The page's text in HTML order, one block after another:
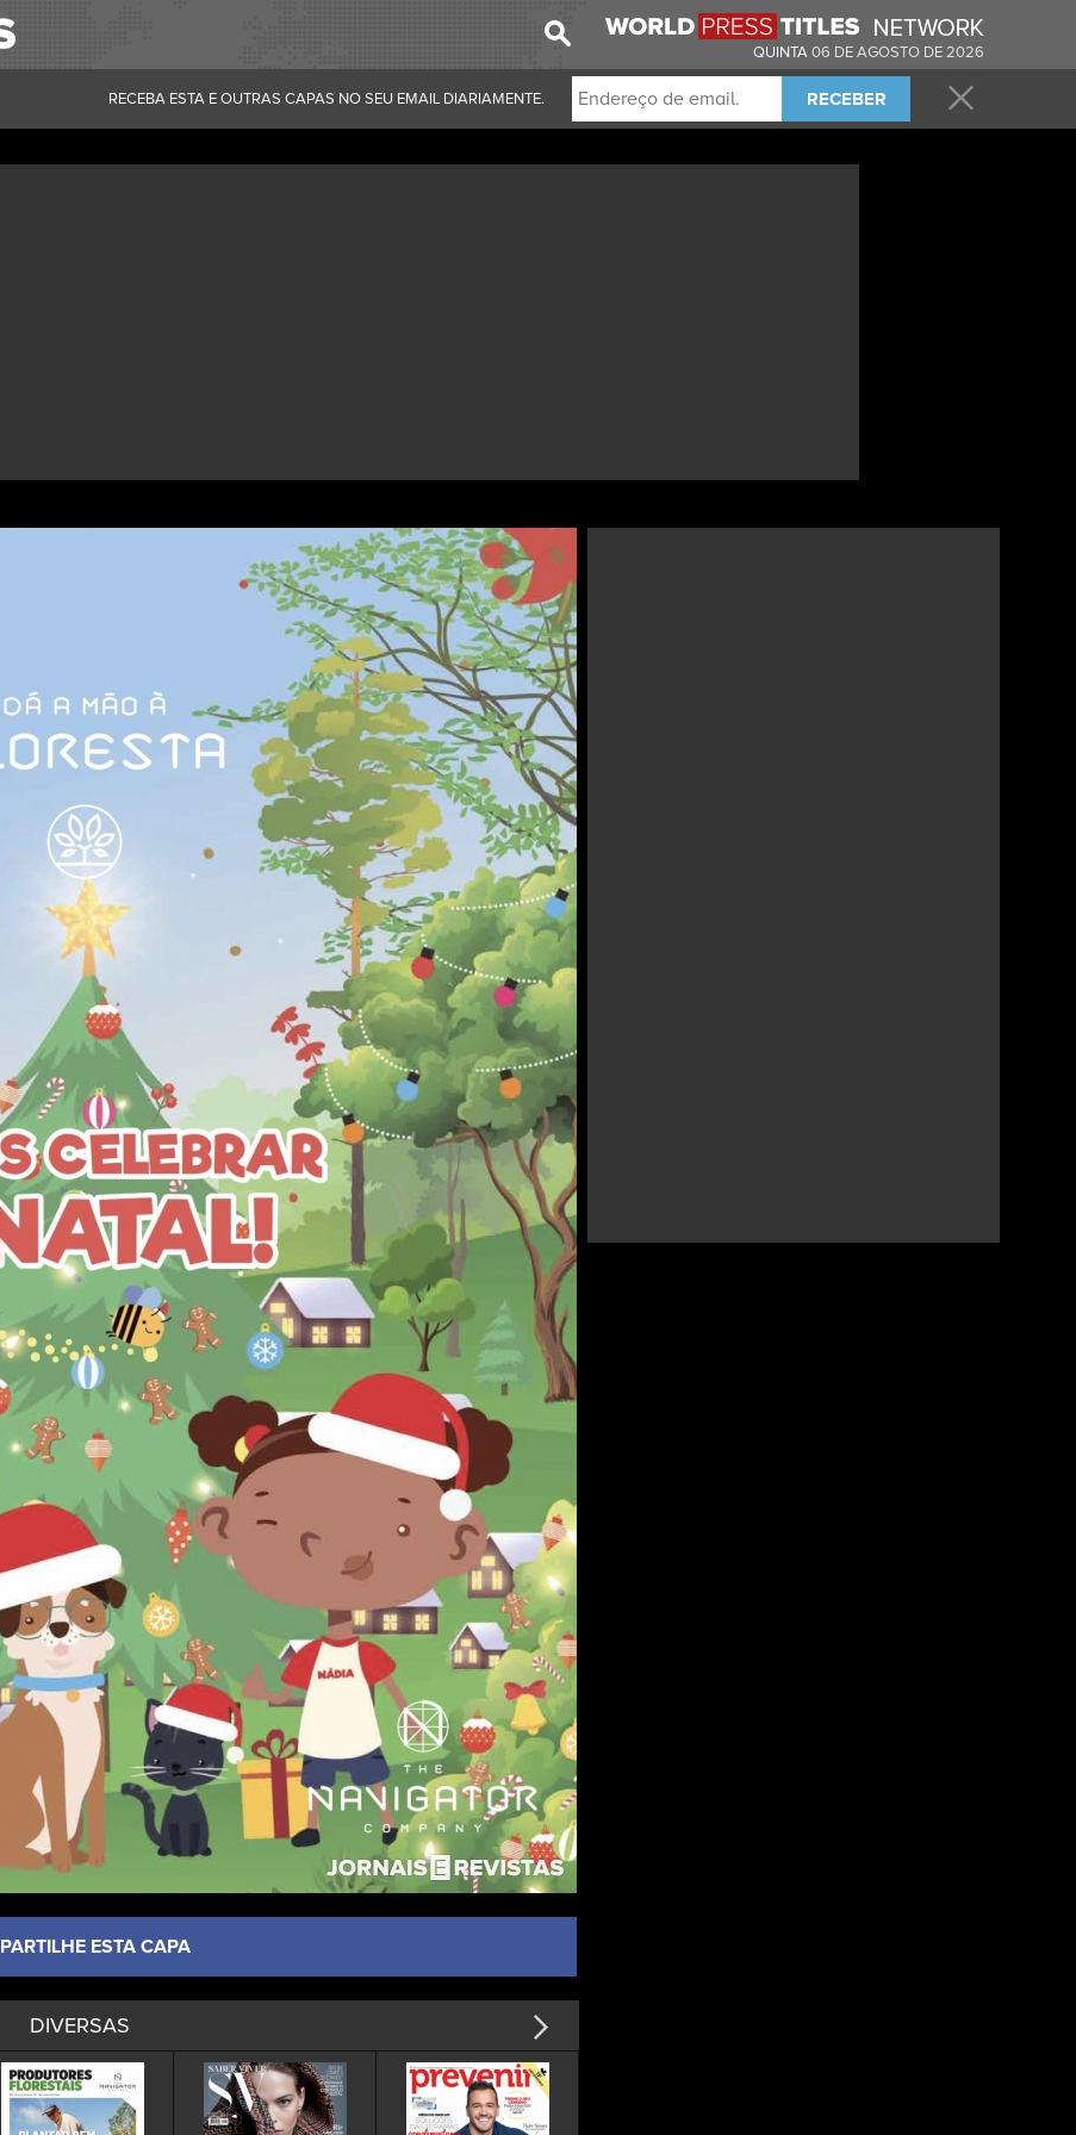
QUINTA06 DE AGOSTO DE 2026
RECEBER
RECEBA ESTA E OUTRAS CAPAS NO SEU EMAIL DIARIAMENTE.
PARTILHE ESTA CAPA
DIVERSAS